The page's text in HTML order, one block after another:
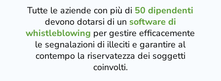
Tutte le aziende con più di 50 dipendenti
devono dotarsi di un software di
whistleblowing per gestire efficacemente
le segnalazioni di illeciti e garantire al
contempo la riservatezza dei soggetti
coinvolti.